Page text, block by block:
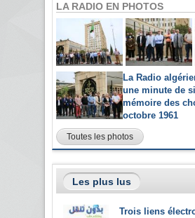
LA RADIO EN PHOTOS
La Radio
une minute de
mémoire des
octobre 1961
Toutes les photos
Les plus lus
Trois liens